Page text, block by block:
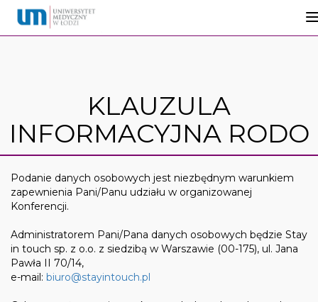
KLAUZULA
INFORMACYJNA RODO
Podanie danych osobowych jest niezbędnym warunkiem
zapewnienia Pani/Panu udziału w organizowanej
Konferencji.
Administratorem Pani/Pana danych osobowych będzie Stay
in touch sp. z o.o. z siedzibą w Warszawie (00-175), ul. Jana
Pawła II 70/14,
e-mail: biuro@stayintouch.pl